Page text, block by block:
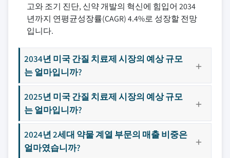
고와 조기 진단, 신약 개발의 혁신에 힘입어 2034
년까지 연평균성장률(CAGR) 4.4%로 성장할 전망
입니다.
2034년 미국 간질 치료제 시장의 예상 규모
는 얼마입니까?
2025년 미국 간질 치료제 시장의 예상 규모
는 얼마입니까?
2024년 2세대 약물 계열 부문의 매출 비중은
얼마였습니까?